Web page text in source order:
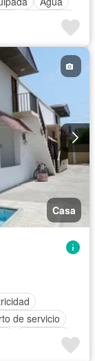
Seguridad
Casa
de servicio
Seguridad